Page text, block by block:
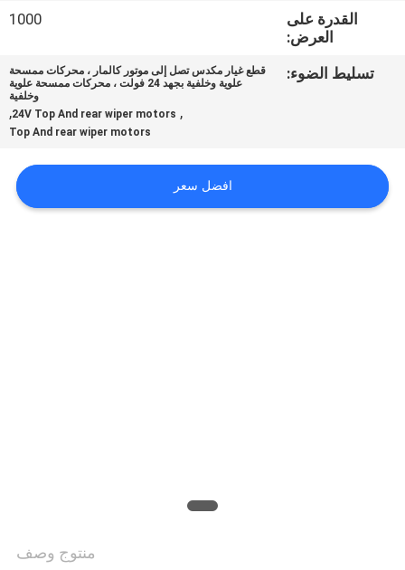
اطلب
خريطة
الموقع
القدرة على
العرض:
1000
تسليط الضوء:
قطع غيار مكدس تصل إلى موتور كالمار ، محركات ممسحة
علوية وخلفية بجهد 24 فولت ، محركات ممسحة علوية
وخلفية
,
24V Top And rear wiper motors
,
Top And rear wiper motors
افضل سعر
منتوج وصف